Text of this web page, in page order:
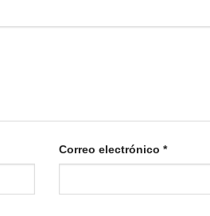
Correo electrónico *